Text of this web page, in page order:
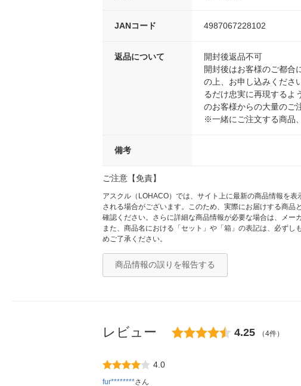
JANコード 4987067228102
返品について
開封後返品不可
開封後はお客様のご都合
の上、お申し込みくださ
るだけ忠実に再現するよ
のお客様からの大量のご
※一緒にご注文する商品
備考
ご注意【免責】
アスクル（LOHACO）では、サイト上に最新の商品情報を
される場合がございます。このため、実際にお届けする商
確認ください。さらに詳細な商品情報が必要な場合は、メー
また、商品名における「セット」や「箱」の表記は、必ず
めご了承ください。
商品情報の誤りを報告する
レビュー 4.25 （4件）
4.0
fur********さん